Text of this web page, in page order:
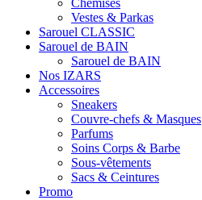
Chemises
Vestes & Parkas
Sarouel CLASSIC
Sarouel de BAIN
Sarouel de BAIN
Nos IZARS
Accessoires
Sneakers
Couvre-chefs & Masques
Parfums
Soins Corps & Barbe
Sous-vêtements
Sacs & Ceintures
Promo